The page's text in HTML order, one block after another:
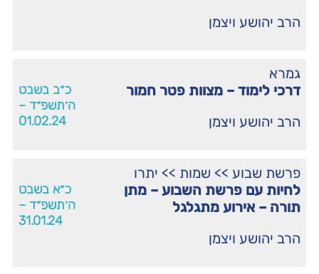
הרב יהושע ויצמן
גמרא
דרכי לימוד – מצוות פטר חמור
הרב יהושע ויצמן
כ״ב בשבט
ה׳תשפ״ד –
01.02.24
פרשת שבוע >> שמות >> יתרו
לחיות עם פרשת השבוע – מתן
תורה – אירוע מתגלגל
הרב יהושע ויצמן
כ״א בשבט
ה׳תשפ״ד –
31.01.24